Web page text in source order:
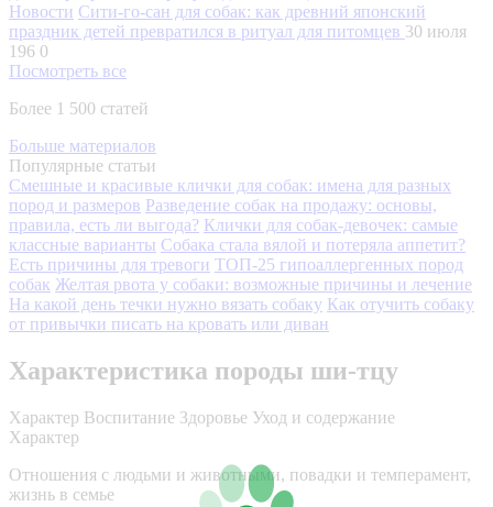
Новости Сити-го-сан для собак: как древний японский
праздник детей превратился в ритуал для питомцев 30 июля
196 0
Посмотреть все
Более 1 500 статей
Больше материалов
Популярные статьи
Смешные и красивые клички для собак: имена для разных
пород и размеров Разведение собак на продажу: основы,
правила, есть ли выгода? Клички для собак-девочек: самые
классные варианты Собака стала вялой и потеряла аппетит?
Есть причины для тревоги ТОП-25 гипоаллергенных пород
собак Желтая рвота у собаки: возможные причины и лечение
На какой день течки нужно вязать собаку Как отучить собаку
от привычки писать на кровать или диван
Характеристика породы ши-тцу
Характер Воспитание Здоровье Уход и содержание
Характер
Отношения с людьми и животными, повадки и темперамент,
жизнь в семье